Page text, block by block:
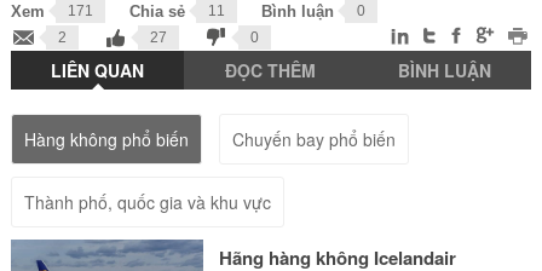
Xem 171 Chia sẻ 11 Bình luận
0
2
27 0
LIÊN QUAN ĐỌC THÊM BÌNH LUẬN
Hàng không phổ biến Chuyến bay phổ biến
Thành phố, quốc gia và khu vực
Hãng hàng không Icelandair